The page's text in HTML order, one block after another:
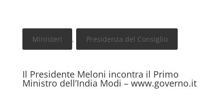
Ministeri , Presidenza del Consiglio
Il Presidente Meloni incontra il Primo
Ministro dell’India Modi – www.governo.it